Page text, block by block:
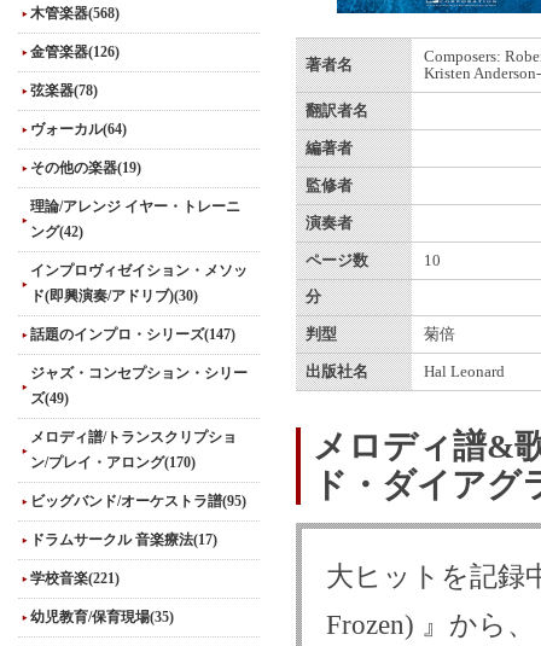
木管楽器(568)
金管楽器(126)
弦楽器(78)
ヴォーカル(64)
その他の楽器(19)
理論/アレンジ イヤー・トレーニ
ング(42)
インプロヴィゼイション・メソッ
ド(即興演奏/アドリブ)(30)
話題のインプロ・シリーズ(147)
ジャズ・コンセプション・シリー
ズ(49)
メロディ譜/トランスクリプショ
ン/プレイ・アロング(170)
ビッグバンド/オーケストラ譜(95)
ドラムサークル 音楽療法(17)
学校音楽(221)
幼児教育/保育現場(35)
著者名
Composers:
Kristen
翻訳者名
編著者
監修者
演奏者
ページ数 10
分
判型 菊倍
出版社名 Hal Leonard
メロディ譜&
ド・ダイアグ
大ヒットを記録
Frozen) 』から、